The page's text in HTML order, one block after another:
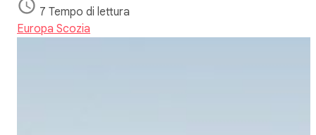
7 Tempo di lettura
Europa Scozia